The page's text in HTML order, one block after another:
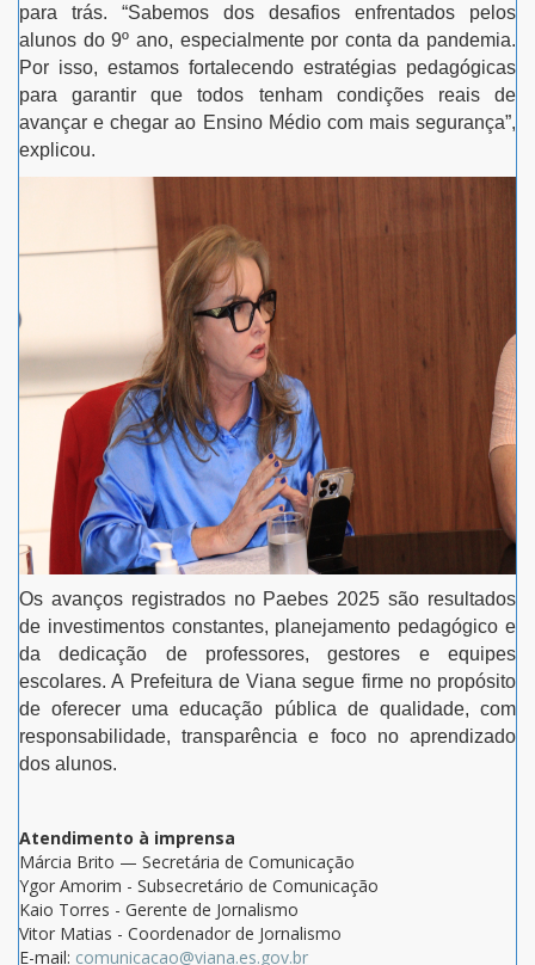
para trás. “Sabemos dos desafios enfrentados pelos
alunos do 9º ano, especialmente por conta da pandemia.
Por isso, estamos fortalecendo estratégias pedagógicas
para garantir que todos tenham condições reais de
avançar e chegar ao Ensino Médio com mais segurança”,
explicou.
Os avanços registrados no Paebes 2025 são resultados
de investimentos constantes, planejamento pedagógico e
da dedicação de professores, gestores e equipes
escolares. A Prefeitura de Viana segue firme no propósito
de oferecer uma educação pública de qualidade, com
responsabilidade, transparência e foco no aprendizado
dos alunos.
Atendimento à imprensa
Márcia Brito — Secretária de Comunicação
Ygor Amorim - Subsecretário de Comunicação
Kaio Torres - Gerente de Jornalismo
Vitor Matias - Coordenador de Jornalismo
E-mail: comunicacao@viana.es.gov.br